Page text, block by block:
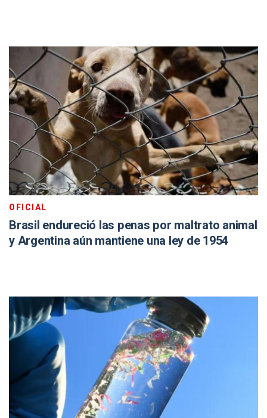
OFICIAL
Brasil endureció las penas por maltrato animal
y Argentina aún mantiene una ley de 1954